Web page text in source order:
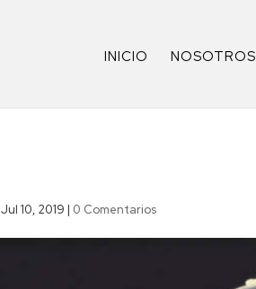
INICIO NOSOTROS
Jul 10, 2019 | 0 Comentarios